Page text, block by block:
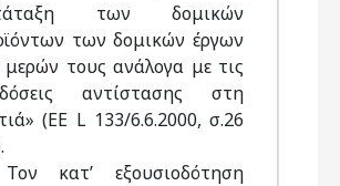
των δομικών
των δομικών έργων
μερών τους ανάλογα με τις
αντίστασης στη
(ΕΕ L 133/6.6.2000, σ.26
κατ’ εξουσιοδότηση